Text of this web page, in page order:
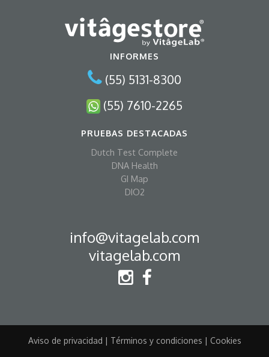
INFORMES
(55) 5131-8300
(55) 7610-2265
PRUEBAS DESTACADAS
Dutch Test Complete
DNA Health
GI Map
DIO2
info@vitagelab.com
vitagelab.com
Aviso de privacidad | Términos y condiciones | Cookies